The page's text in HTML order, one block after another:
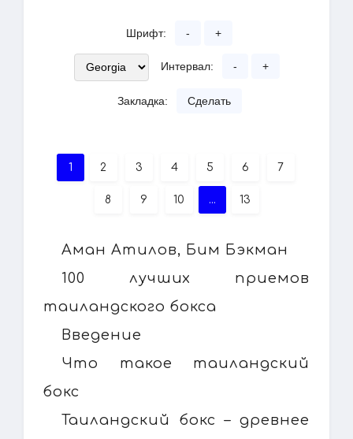
Шрифт: - +
Интервал: - +
Закладка: Сделать
1 2 3 4 5 6 7
8 9 10 ... 13
Аман Атилов, Бим Бэкман
100 лучших приемов
таиландского бокса
Введение
Что такое таиландский
бокс
Таиландский бокс – древнее